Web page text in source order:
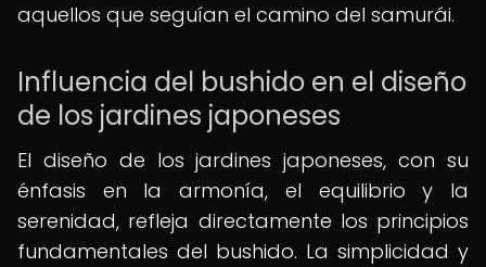
aquellos que seguían el camino del samurái.
Influencia del bushido en el diseño
de los jardines japoneses
El diseño de los jardines japoneses, con su
énfasis en la armonía, el equilibrio y la
serenidad, refleja directamente los principios
fundamentales del bushido. La simplicidad y